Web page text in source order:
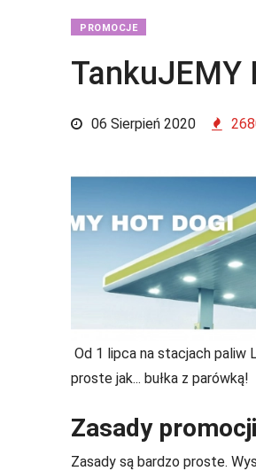
PROMOCJE
TankuJEMY
06 Sierpień 2020
Od 1 lipca na stacjach paliw
proste jak... bułka z parówką!
Zasady promocji
Zasady są bardzo proste.